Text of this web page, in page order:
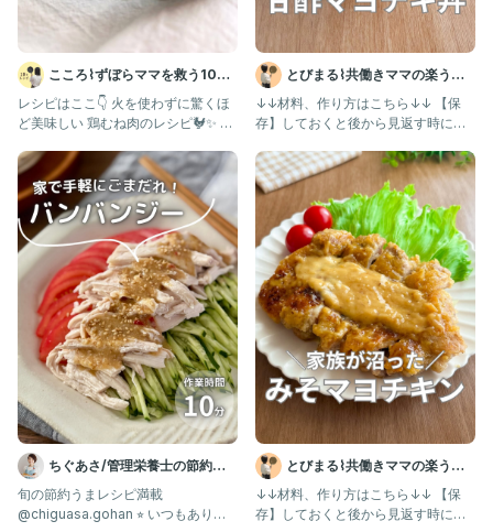
こころ⌇ずぼらママを救う10分
レシピ😋
レシピはここ👇 火を使わずに驚くほ
ど美味しい 鶏むね肉のレシピ🐓✨ 一
ちぐあさ/管理栄養士の節約う
まレシピ
旬の節約うまレシピ満載
@chiguasa.gohan ⭐︎ いつもありが
とびまる⌇共働きママの楽うま
レシピ
↓↓材料、作り方はこちら↓↓ 【保
存】しておくと後から見返す時に便
とびまる⌇共働きママの楽うま
レシピ
↓↓材料、作り方はこちら↓↓ 【保
存】しておくと後から見返す時に便